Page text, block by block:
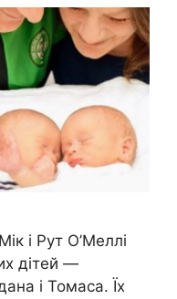
і Рут О’Меллі
дітей —
і Томаса. Їх